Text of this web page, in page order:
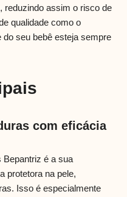
reduzindo assim o risco de
qualidade como o
do seu bebê esteja sempre
com eficácia
Bepantriz é a sua
protetora na pele,
Isso é especialmente